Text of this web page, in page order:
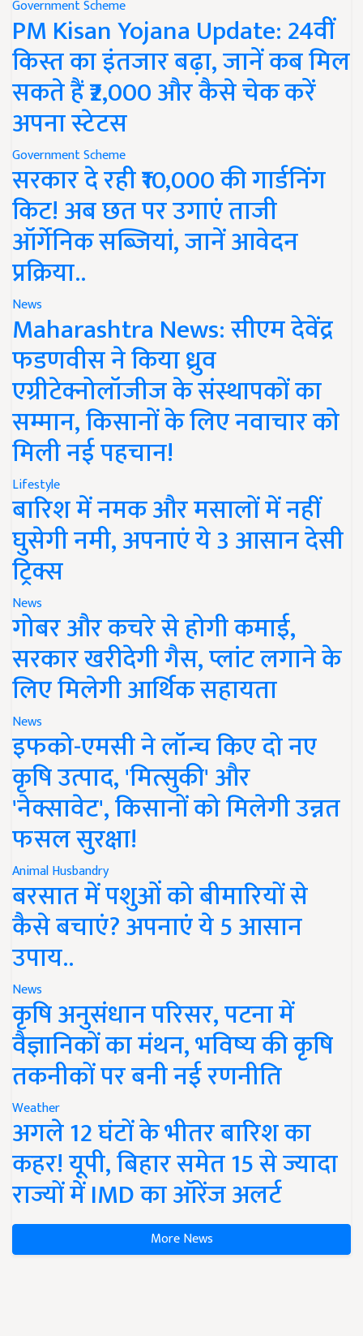
Government Scheme
PM Kisan Yojana Update: 24वीं
किस्त का इंतजार बढ़ा, जानें कब मिल
सकते हैं ₹2,000 और कैसे चेक करें
अपना स्टेटस
Government Scheme
सरकार दे रही ₹10,000 की गार्डनिंग
किट! अब छत पर उगाएं ताजी
ऑर्गेनिक सब्जियां, जानें आवेदन
प्रक्रिया..
News
Maharashtra News: सीएम देवेंद्र
फडणवीस ने किया ध्रुव
एग्रीटेक्नोलॉजीज के संस्थापकों का
सम्मान, किसानों के लिए नवाचार को
मिली नई पहचान!
Lifestyle
बारिश में नमक और मसालों में नहीं
घुसेगी नमी, अपनाएं ये 3 आसान देसी
ट्रिक्स
News
गोबर और कचरे से होगी कमाई,
सरकार खरीदेगी गैस, प्लांट लगाने के
लिए मिलेगी आर्थिक सहायता
News
इफको-एमसी ने लॉन्च किए दो नए
कृषि उत्पाद, 'मित्सुकी' और
'नेक्सावेट', किसानों को मिलेगी उन्नत
फसल सुरक्षा!
Animal Husbandry
बरसात में पशुओं को बीमारियों से
कैसे बचाएं? अपनाएं ये 5 आसान
उपाय..
News
कृषि अनुसंधान परिसर, पटना में
वैज्ञानिकों का मंथन, भविष्य की कृषि
तकनीकों पर बनी नई रणनीति
Weather
अगले 12 घंटों के भीतर बारिश का
कहर! यूपी, बिहार समेत 15 से ज्यादा
राज्यों में IMD का ऑरेंज अलर्ट
More News